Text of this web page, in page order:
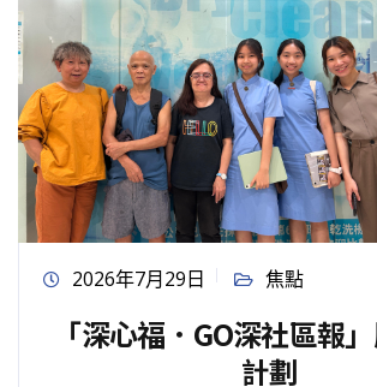
2026年7月29日 焦點
「深心福．GO深社區報
計劃